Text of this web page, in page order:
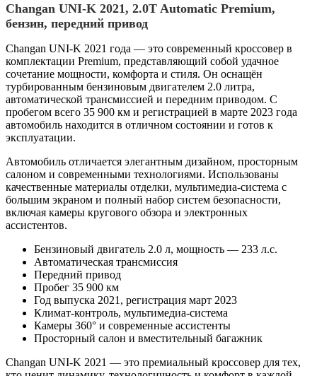
Changan UNI-K 2021, 2.0T Automatic Premium,
бензин, передний привод
Changan UNI-K 2021 года — это современный кроссовер в
комплектации Premium, представляющий собой удачное
сочетание мощности, комфорта и стиля. Он оснащён
турбированным бензиновым двигателем 2.0 литра,
автоматической трансмиссией и передним приводом. С
пробегом всего 35 900 км и регистрацией в марте 2023 года
автомобиль находится в отличном состоянии и готов к
эксплуатации.
Автомобиль отличается элегантным дизайном, просторным
салоном и современными технологиями. Использованы
качественные материалы отделки, мультимедиа-система с
большим экраном и полный набор систем безопасности,
включая камеры кругового обзора и электронных
ассистентов.
Бензиновый двигатель 2.0 л, мощность — 233 л.с.
Автоматическая трансмиссия
Передний привод
Пробег 35 900 км
Год выпуска 2021, регистрация март 2023
Климат-контроль, мультимедиа-система
Камеры 360° и современные ассистенты
Просторный салон и вместительный багажник
Changan UNI-K 2021 — это премиальный кроссовер для тех,